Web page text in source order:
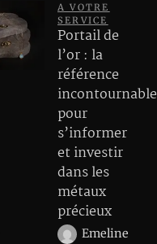
A VOTRE
SERVICE
Portail de
l’or : la
référence
incontournable
pour
s’informer
et investir
dans les
métaux
précieux
Emeline